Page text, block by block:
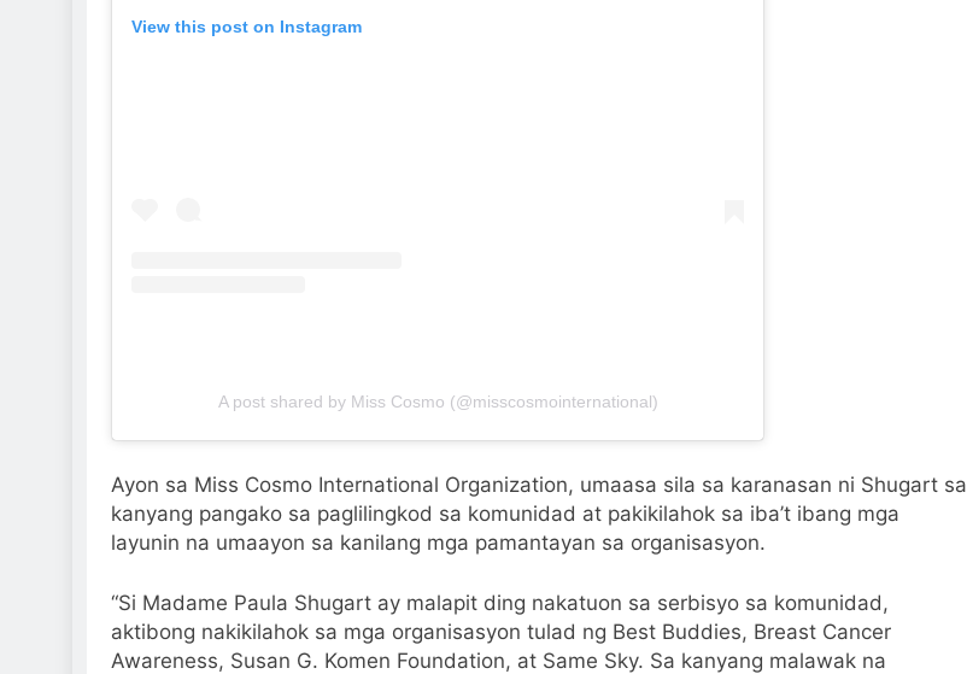
View this post on Instagram
A post shared by Miss Cosmo (@misscosmointernational)
Ayon sa Miss Cosmo International Organization, umaasa sila sa karanasan ni Shugart sa
kanyang pangako sa paglilingkod sa komunidad at pakikilahok sa iba’t ibang mga
layunin na umaayon sa kanilang mga pamantayan sa organisasyon.
“Si Madame Paula Shugart ay malapit ding nakatuon sa serbisyo sa komunidad,
aktibong nakikilahok sa mga organisasyon tulad ng Best Buddies, Breast Cancer
Awareness, Susan G. Komen Foundation, at Same Sky. Sa kanyang malawak na